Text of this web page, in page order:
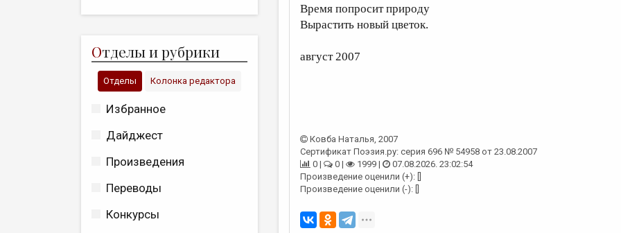
Отделы и рубрики
Отделы Колонка редактора
Избранное
Дайджест
Произведения
Переводы
Конкурсы
Время попросит природу
Вырастить новый цветок.
август 2007
Ковба Наталья, 2007
Сертификат Поэзия.ру: серия 696 № 54958 от 23.08.2007
0 |
0 | 1999 |
07.08.2026. 23:02:54
Произведение оценили (+): []
Произведение оценили (-): []